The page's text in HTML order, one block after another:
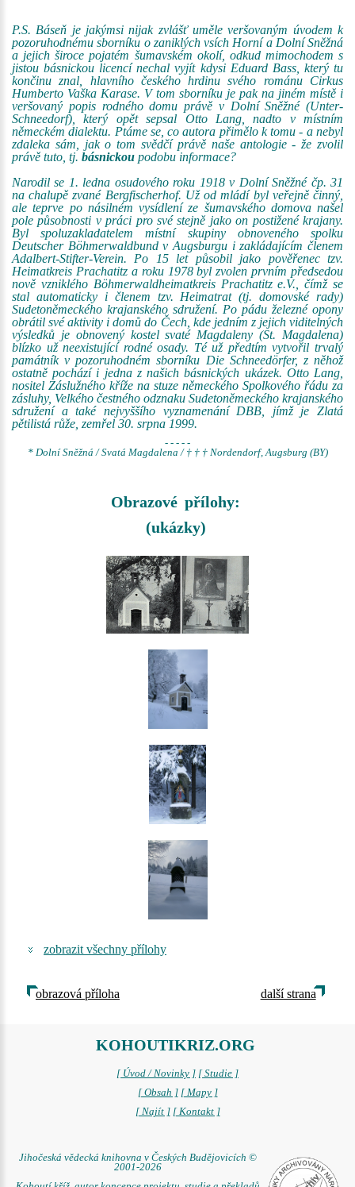
P.S. Báseň je jakýmsi nijak zvlášť uměle veršovaným úvodem k
pozoruhodnému sborníku o zaniklých vsích Horní a Dolní Sněžná
a jejich široce pojatém šumavském okolí, odkud mimochodem s
jistou básnickou licencí nechal vyjít kdysi Eduard Bass, který tu
končinu znal, hlavního českého hrdinu svého románu Cirkus
Humberto Vaška Karase. V tom sborníku je pak na jiném místě i
veršovaný popis rodného domu právě v Dolní Sněžné (Unter-
Schneedorf), který opět sepsal Otto Lang, nadto v místním
německém dialektu. Ptáme se, co autora přimělo k tomu - a nebyl
zdaleka sám, jak o tom svědčí právě naše antologie - že zvolil
právě tuto, tj. básnickou podobu informace?
Narodil se 1. ledna osudového roku 1918 v Dolní Sněžné čp. 31
na chalupě zvané Bergfischerhof. Už od mládí byl veřejně činný,
ale teprve po násilném vysídlení ze šumavského domova našel
pole působnosti v práci pro své stejně jako on postižené krajany.
Byl spoluzakladatelem místní skupiny obnoveného spolku
Deutscher Böhmerwaldbund v Augsburgu i zakládajícím členem
Adalbert-Stifter-Verein. Po 15 let působil jako pověřenec tzv.
Heimatkreis Prachatitz a roku 1978 byl zvolen prvním předsedou
nově vzniklého Böhmerwaldheimatkreis Prachatitz e.V., čímž se
stal automaticky i členem tzv. Heimatrat (tj. domovské rady)
Sudetoněmeckého krajanského sdružení. Po pádu železné opony
obrátil své aktivity i domů do Čech, kde jedním z jejich viditelných
výsledků je obnovený kostel svaté Magdaleny (St. Magdalena)
blízko už neexistující rodné osady. Té už předtím vytvořil trvalý
památník v pozoruhodném sborníku Die Schneedörfer, z něhož
ostatně pochází i jedna z našich básnických ukázek. Otto Lang,
nositel Záslužného kříže na stuze německého Spolkového řádu za
zásluhy, Velkého čestného odznaku Sudetoněmeckého krajanského
sdružení a také nejvyššího vyznamenání DBB, jímž je Zlatá
pětilistá růže, zemřel 30. srpna 1999.
- - - - -
* Dolní Sněžná / Svatá Magdalena / † † † Nordendorf, Augsburg (BY)
Obrazové přílohy:
(ukázky)
zobrazit všechny přílohy
obrazová příloha další strana
KOHOUTIKRIZ.ORG
[ Úvod / Novinky ] [ Studie ]
[ Obsah ] [ Mapy ]
[ Najít ] [ Kontakt ]
Jihočeská vědecká knihovna v Českých Budějovicích ©
2001-2026